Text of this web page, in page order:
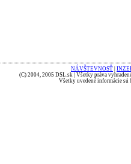
NÁVŠTEVNOSŤ
(C) 2004, 2005 DSL.sk | Všetky práva
Všetky uvedené informácie sú